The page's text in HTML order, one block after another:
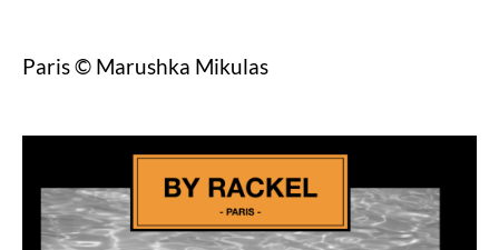
Paris © Marushka Mikulas